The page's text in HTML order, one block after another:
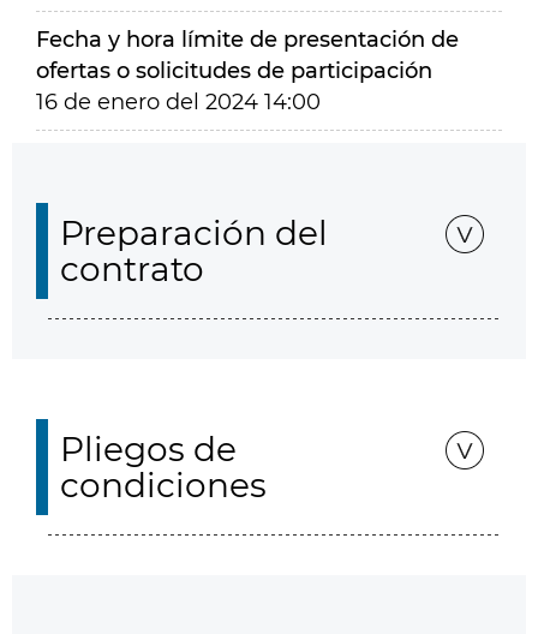
Fecha y hora límite de presentación de
ofertas o solicitudes de participación
16 de enero del 2024 14:00
Preparación del
contrato
Pliegos de
condiciones